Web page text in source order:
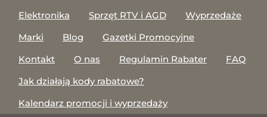
Elektronika
Sprzęt RTV i AGD
Wyprzedaże
Marki
Blog
Gazetki Promocyjne
Kontakt
O nas Regulamin Rabater
FAQ
Jak działają kody rabatowe?
Kalendarz promocji i wyprzedaży